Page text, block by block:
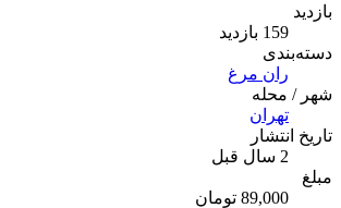
بازدید
159 بازدید
دسته‌بندی
ران مرغ
شهر / محله
تهران
تاریخ انتشار
2 سال قبل
مبلغ
89,000 تومان